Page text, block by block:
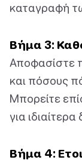
καταγραφή
Βήμα 3:
Αποφασίστε
και πόσους
Μπορείτε
για
Βήμα 4: